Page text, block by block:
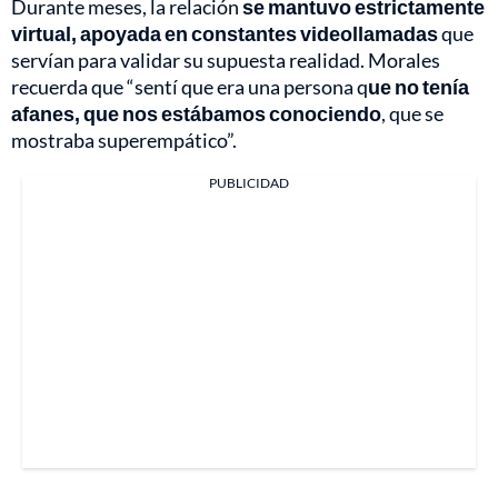
Durante meses, la relaciónse mantuvo estrictamente
virtual, apoyada en constantes videollamadasque
servían para validar su supuesta realidad. Morales
recuerda que “sentí que era una persona que no tenía
afanes, que nos estábamos conociendo, que se
mostraba superempático”.
PUBLICIDAD